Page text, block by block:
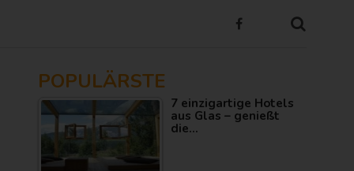
POPULÄRSTE
7 einzigartige Hotels
aus Glas – genießt
die…